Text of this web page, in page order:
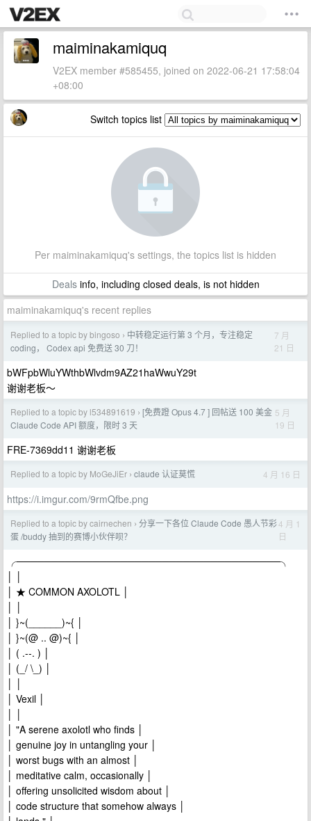
maiminakamiquq
V2EX member #585455, joined on 2022-06-21 17:58:04
+08:00
Switch topics list
Per maiminakamiquq's settings, the topics list is hidden
Dealsinfo, including closed deals, is not hidden
maiminakamiquq's recent replies
Replied to a topic by bingoso › 中转稳定运行第 3 个月，专注稳定
coding， Codex api 免费送 30 刀！
7 月
21 日
bWFpbWluYWthbWlvdm9AZ21haWwuY29t
谢谢老板～
Replied to a topic by l534891619 › [免费蹬 Opus 4.7 ] 回帖送 100 美金
Claude Code API 额度，限时 3 天
5 月
19 日
FRE-7369dd11 谢谢老板
Replied to a topic by MoGeJiEr › claude 认证莫慌 4 月 16 日
https://i.imgur.com/9rmQfbe.png
Replied to a topic by cairnechen › 分享一下各位 Claude Code 愚人节彩
蛋 /buddy 抽到的赛博小伙伴呗？
4 月 1
日
╭──────────────────────────────────────╮
│ ★ COMMON AXOLOTL │
│ }~(______)~{ │
│ }~(@ .. @)~{ │
│ ( .--. ) │
│ (_/ \_) │
│ Vexil │
│ "A serene axolotl who finds │
│ genuine joy in untangling your │
│ worst bugs with an almost │
│ meditative calm, occasionally │
│ offering unsolicited wisdom about │
│ code structure that somehow always │